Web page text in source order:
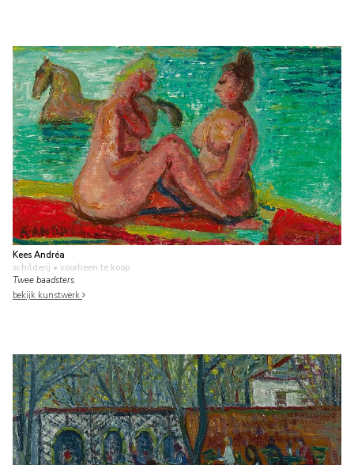
Kees Andréa
schilderij • voorheen te koop
Twee baadsters
bekijk kunstwerk